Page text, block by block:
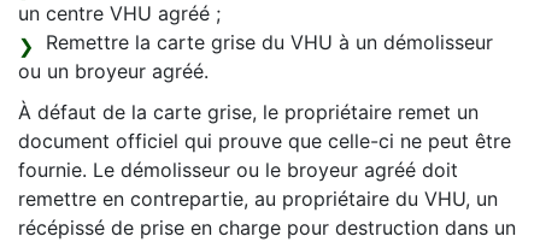
un centre VHU agréé ;
Remettre la carte grise du VHU à un démolisseur
ou un broyeur agréé.
À défaut de la carte grise, le propriétaire remet un
document officiel qui prouve que celle-ci ne peut être
fournie. Le démolisseur ou le broyeur agréé doit
remettre en contrepartie, au propriétaire du VHU, un
récépissé de prise en charge pour destruction dans un